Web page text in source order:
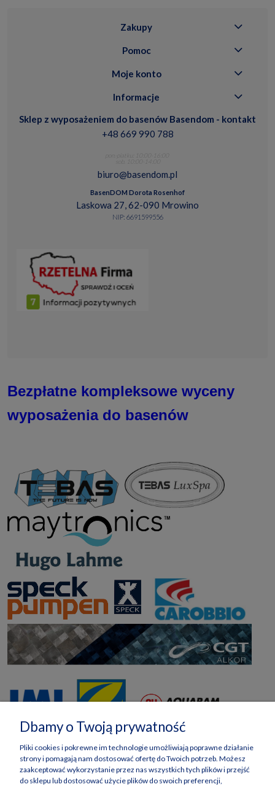
Zakupy
Pomoc
Moje konto
Informacje
Sklep z wyposażeniem do basenów Basendom - kontakt
+48 669 990 788
biuro@basendom.pl
BasenDOM Dorota Rosenhof
Laskowa 27, 62-090 Mrowino
NIP: 6691599556
Bezpłatne kompleksowe wyceny
wyposażenia do basenów
Dbamy o Twoją prywatność
Pliki cookies i pokrewne im technologie umożliwiają poprawne działanie
strony i pomagają nam dostosować ofertę do Twoich potrzeb. Możesz
zaakceptować wykorzystanie przez nas wszystkich tych plików i przejść
do sklepu lub dostosować użycie plików do swoich preferencji,